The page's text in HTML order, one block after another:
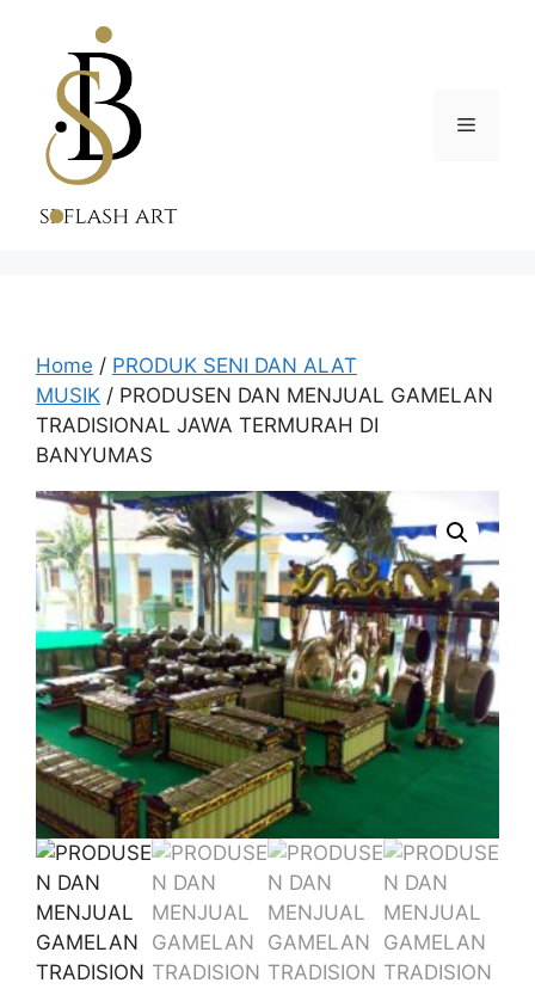
content
Menu
Home / PRODUK SENI DAN ALAT
MUSIK / PRODUSEN DAN MENJUAL GAMELAN
TRADISIONAL JAWA TERMURAH DI
BANYUMAS